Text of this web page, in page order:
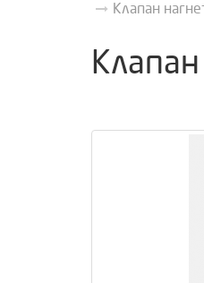
Клапан